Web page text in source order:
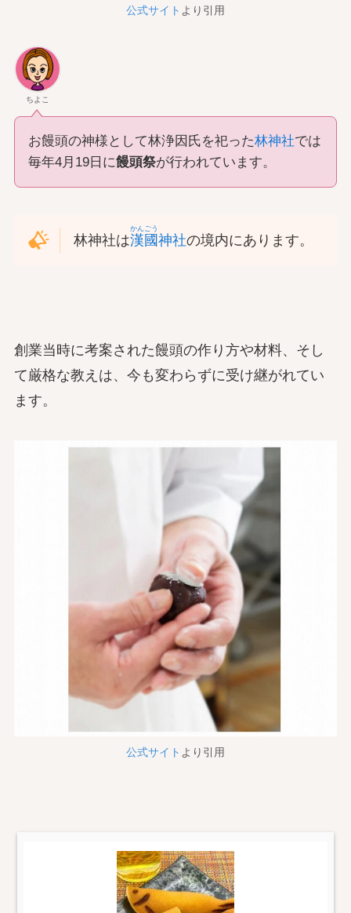
公式サイト より引用
ちよこ
お饅頭の神様として林浄因氏を祀った林神社では
毎年4月19日に饅頭祭が行われています。
林神社は漢國
かんごう
神社の境内にあります。
創業当時に考案された饅頭の作り方や材料、そし
て厳格な教えは、今も変わらずに受け継がれてい
ます。
公式サイト より引用